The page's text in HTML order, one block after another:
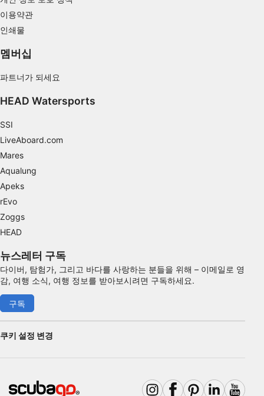
이용약관
인쇄물
멤버십
파트너가 되세요
HEAD Watersports
SSI
LiveAboard.com
Mares
Aqualung
Apeks
rEvo
Zoggs
HEAD
뉴스레터 구독
다이버, 탐험가, 그리고 바다를 사랑하는 분들을 위해 – 이메일로 영
감, 여행 소식, 여행 정보를 받아보시려면 구독하세요.
구독
쿠키 설정 변경
비IAB 처리 목적:
필요한
기능의